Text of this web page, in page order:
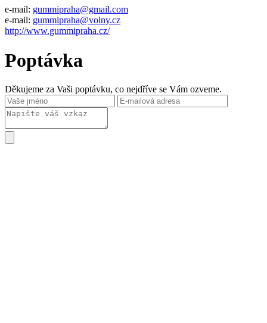
e-mail: gummipraha@gmail.com
e-mail: gummipraha@volny.cz
http://www.gummipraha.cz/
Poptávka
Děkujeme za Vaši poptávku, co nejdříve se Vám ozveme.